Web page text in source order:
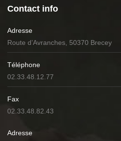
Contact info
Adresse
Route d’Avranches, 50370 Brecey
Téléphone
02.33.48.12.77
Fax
02.33.48.82.43
Adresse